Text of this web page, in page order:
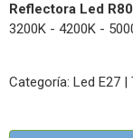
Reflectora Led R80
3200K - 4200K -
Categoría: Led E27 |